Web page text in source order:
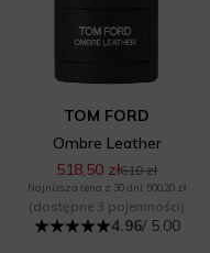
TOM FORD
Ombre Leather
518,50 zł610 zł
Najniższa cena z 30 dni: 500,20 zł
(dostępne 3 pojemności)
4.96/ 5.00